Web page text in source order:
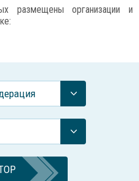
размещены организации и